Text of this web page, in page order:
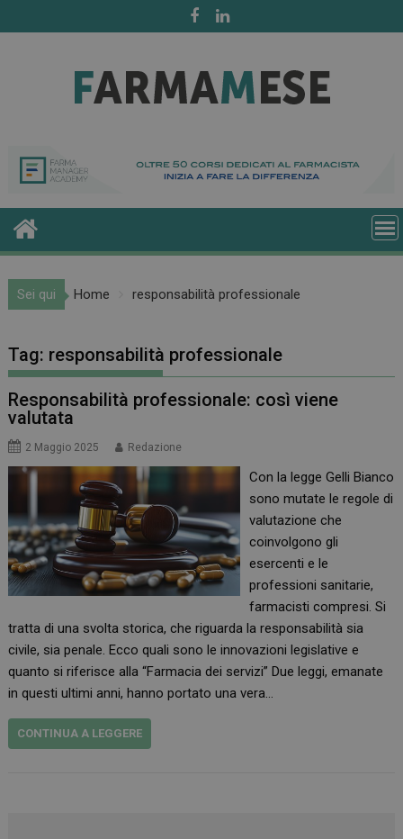
to
Sei qui Home responsabilità professionale
Tag: responsabilità professionale
Responsabilità professionale: così viene
valutata
2 Maggio 2025 Redazione
Con la legge Gelli Bianco
sono mutate le regole di
valutazione che
coinvolgono gli
esercenti e le
professioni sanitarie,
farmacisti compresi. Si
tratta di una svolta storica, che riguarda la responsabilità sia
civile, sia penale. Ecco quali sono le innovazioni legislative e
quanto si riferisce alla “Farmacia dei servizi” Due leggi, emanate
in questi ultimi anni, hanno portato una vera…
CONTINUA A LEGGERE